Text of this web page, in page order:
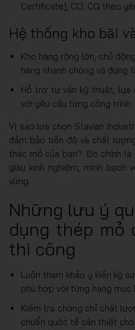
Certificate), CO, CQ theo
Hệ thống kho bãi
Kho hàng rộng lớn, chủ
hàng nhanh chóng và đúng
Hỗ trợ tư vấn kỹ thuật, lựa
với yêu cầu từng công trình
Vì sao lựa chọn Stavian
đảm bảo tiến độ và chất
thác mỏ của bạn? Đó chính
giàu kinh nghiệm, minh
vững.
Những lưu ý
dụng thép mỏ
thi công
Luôn tham khảo ý kiến kỹ
phù hợp với từng hạng mục
Kiểm tra chứng chỉ chất
chuẩn quốc tế cần thiết